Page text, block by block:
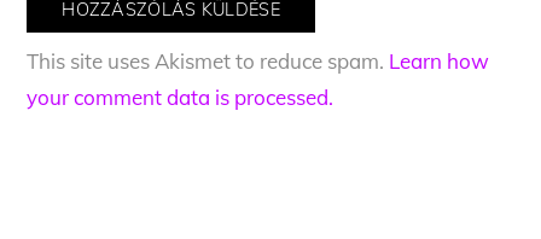
This site uses Akismet to reduce spam. Learn how
your comment data is processed.